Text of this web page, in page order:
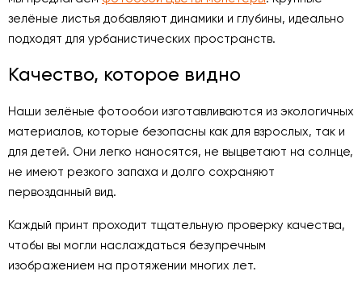
зелёные листья добавляют динамики и глубины, идеально
подходят для урбанистических пространств.
Качество, которое видно
Наши зелёные фотообои изготавливаются из экологичных
материалов, которые безопасны как для взрослых, так и
для детей. Они легко наносятся, не выцветают на солнце,
не имеют резкого запаха и долго сохраняют
первозданный вид.
Каждый принт проходит тщательную проверку качества,
чтобы вы могли наслаждаться безупречным
изображением на протяжении многих лет.